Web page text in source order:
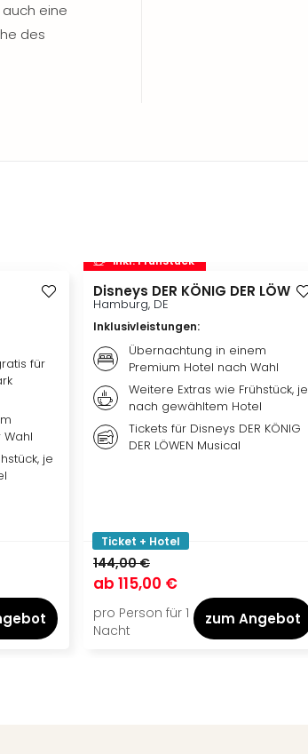
eine
des
für
je
inkl. Frühstück
Disneys DER KÖNIG DER LÖWEN
Hamburg, DE
Inklusivleistungen:
Übernachtung in einem
Premium Hotel nach Wahl
Weitere Extras wie Frühstück, je
nach gewähltem Hotel
Tickets für Disneys DER KÖNIG
DER LÖWEN Musical
Ticket + Hotel
144,00 €
ab 115,00 €
pro Person für 1
Nacht
zum Angebot